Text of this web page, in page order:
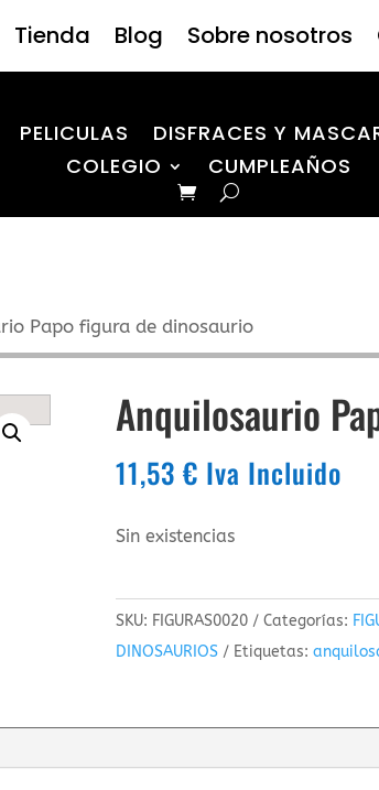
Tienda Blog Sobre nosotros
PELICULAS DISFRACES Y
COLEGIO
CUMPLEAÑOS
Papo figura de dinosaurio
Anquilosaurio
11,53€ Iva Incluido
Sin existencias
SKU: FIGURAS0020 Categorías:
DINOSAURIOS
Etiquetas: